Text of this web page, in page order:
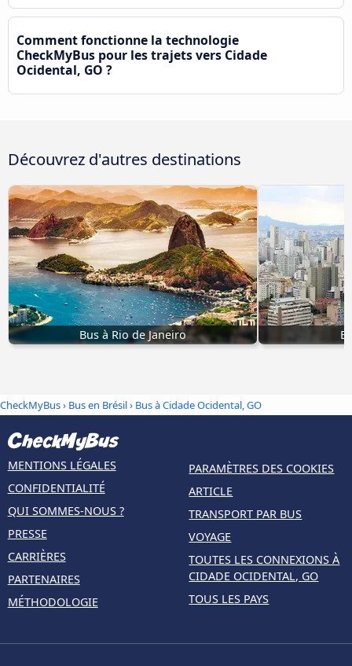
Comment fonctionne la technologie
CheckMyBus pour les trajets vers Cidade
Ocidental, GO ?
Découvrez d'autres destinations
Bus à Rio de Janeiro
CheckMyBus› Bus en Brésil› Bus à Cidade Ocidental, GO
MENTIONS LÉGALES
CONFIDENTIALITÉ
QUI SOMMES-NOUS ?
PRESSE
CARRIÈRES
PARTENAIRES
MÉTHODOLOGIE
PARAMÈTRES DES COOKIES
ARTICLE
TRANSPORT PAR BUS
VOYAGE
TOUTES LES CONNEXIONS À
CIDADE OCIDENTAL, GO
TOUS LES PAYS